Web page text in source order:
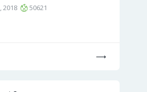
2018 50621